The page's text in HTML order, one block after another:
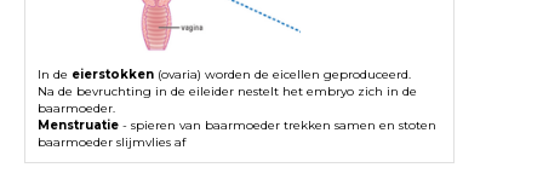
In de eierstokken(ovaria) worden de eicellen geproduceerd.
Na de bevruchting in de eileider nestelt het embryo zich in de
baarmoeder.
Menstruatie- spieren van baarmoeder trekken samen en stoten
baarmoeder slijmvlies af